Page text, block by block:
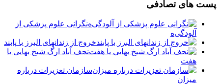
پست های تصادفی
نگرانی علوم پزشکی از
آلودگی‌ه
خروج از زندانهای البرز با پابند
نجف آباد ارگ شیخ بهایی یا
هفت
سازمان تعزیرات درباره
میزان